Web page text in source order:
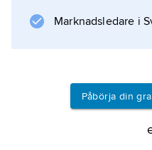
Marknadsledare i
Påbörja din